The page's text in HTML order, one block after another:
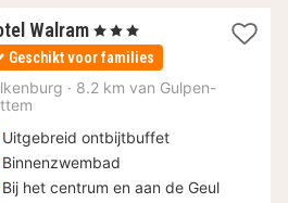
Walram 1
nacht
vanaf
99
, 3 Sterren
Geschikt voor families
· 8.2 km van Gulpen-
Uitgebreid ontbijtbuffet
Binnenzwembad
Bij het centrum en aan de Geul